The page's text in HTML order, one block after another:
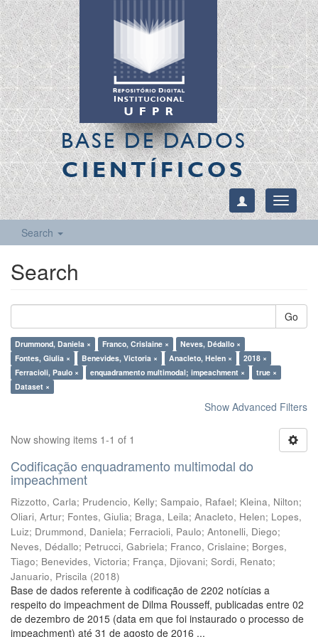
BASE DE DADOS
CIENTÍFICOS
Toggle
Search
Search
Go
Drummond, Daniela × Franco, Crislaine ×
Neves, Dédallo ×
Fontes, Giulia ×
Benevides, Victoria × Anacleto, Helen ×
2018 ×
Ferracioli, Paulo ×
enquadramento multimodal; impeachment ×
true ×
Dataset ×
Show Advanced Filters
Now showing items 1-1 of 1
Codificação enquadramento multimodal do
impeachment
Rizzotto, Carla; Prudencio, Kelly; Sampaio, Rafael; Kleina, Nilton;
Oliari, Artur; Fontes, Giulia; Braga, Leila; Anacleto, Helen; Lopes,
Luiz; Drummond, Daniela; Ferracioli, Paulo; Antonelli, Diego;
Neves, Dédallo; Petrucci, Gabriela; Franco, Crislaine; Borges,
Tiago; Benevides, Victoria; França, Djiovani; Sordi, Renato;
Januario, Priscila (2018)
Base de dados referente à codificação de 2202 notícias a
respeito do impeachment de Dilma Rousseff, publicadas entre 02
de dezembro de 2015 (data em que foi instaurado o processo de
impeachment) até 31 de agosto de 2016 ...